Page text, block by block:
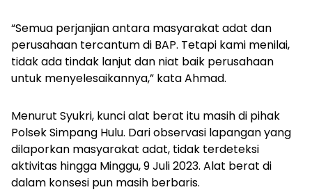
“Semua perjanjian antara masyarakat adat dan
perusahaan tercantum di BAP. Tetapi kami menilai,
tidak ada tindak lanjut dan niat baik perusahaan
untuk menyelesaikannya,” kata Ahmad.
Menurut Syukri, kunci alat berat itu masih di pihak
Polsek Simpang Hulu. Dari observasi lapangan yang
dilaporkan masyarakat adat, tidak terdeteksi
aktivitas hingga Minggu, 9 Juli 2023. Alat berat di
dalam konsesi pun masih berbaris.